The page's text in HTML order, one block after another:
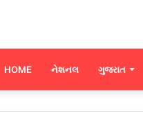
HOME નેશનલ ગુજરાત